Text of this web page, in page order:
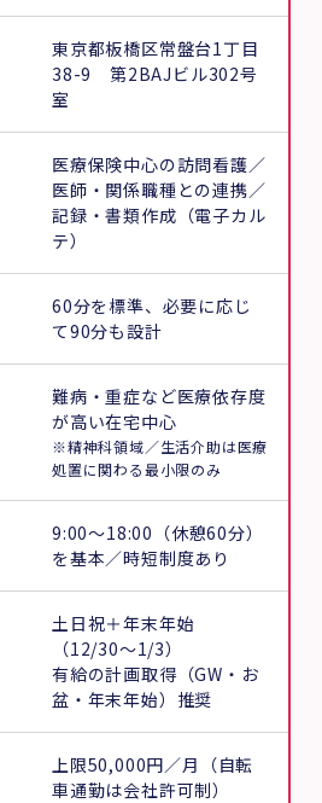
東京都板橋区常盤台1丁目
38-9 第2BAJビル302号
室
医療保険中心の訪問看護／
医師・関係職種との連携／
記録・書類作成（電子カル
テ）
60分を標準、必要に応じ
て90分も設計
難病・重症など医療依存度
が高い在宅中心
※精神科領域／生活介助は医療
処置に関わる最小限のみ
9:00〜18:00（休憩60分）
を基本／時短制度あり
土日祝＋年末年始
（12/30〜1/3）
有給の計画取得（GW・お
盆・年末年始）推奨
上限50,000円／月（自転
車通勤は会社許可制）